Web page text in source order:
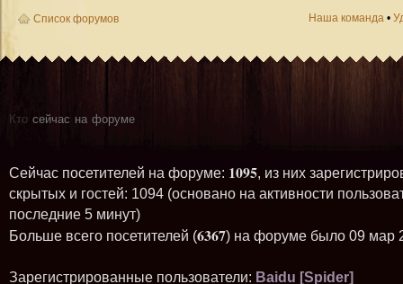
Список форумов Наша команда •
Кто сейчас на форуме
Сейчас посетителей на форуме: 1095, из них
скрытых и гостей: 1094 (основано на активности
последние 5 минут)
Больше всего посетителей (6367) на форуме было 09 мар
Зарегистрированные пользователи: Baidu [Spider]